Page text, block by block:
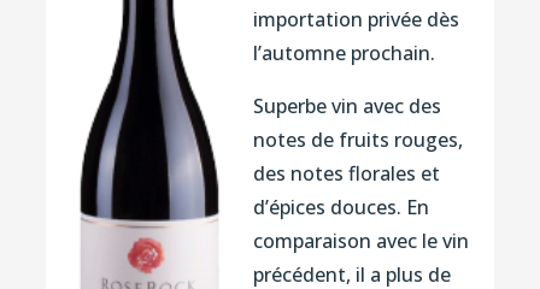
importation privée dès
l’automne prochain.
Superbe vin avec des
notes de fruits rouges,
des notes florales et
d’épices douces. En
comparaison avec le vin
précédent, il a plus de